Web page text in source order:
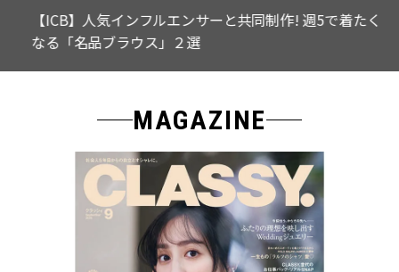
【ICB】人気インフルエンサーと共同制作! 週5で着たく
なる「名品ブラウス」２選
MAGAZINE